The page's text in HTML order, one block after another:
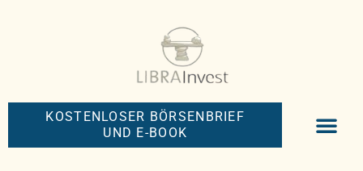
KOSTENLOSER BÖRSENBRIEF
UND E-BOOK